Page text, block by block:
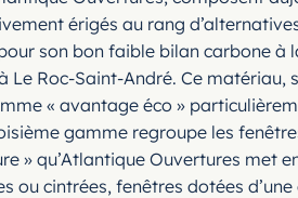
érigés au rang
son bon faible bilan carbone
Roc-Saint-André. Ce
« avantage éco »
gamme regroupe les
» qu’Atlantique Ouvertures met
cintrées, fenêtres dotées